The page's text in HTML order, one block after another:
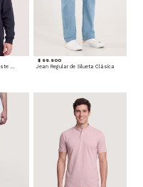
Buzo Hoodie Zipper de Ajuste Cómodo
$ 99.900
Jean Regular de Silueta Clásica